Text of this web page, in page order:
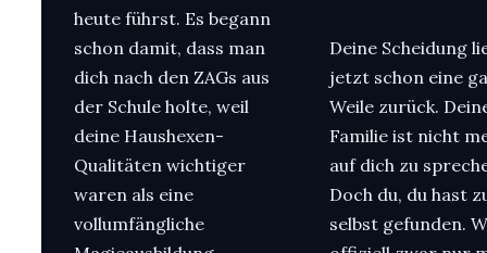
heute führst. Es begann
schon damit, dass man
dich nach den ZAGs aus
der Schule holte, weil
deine Haushexen-
Qualitäten wichtiger
waren als eine
vollumfängliche
Deine Scheidung
jetzt schon eine
Weile zurück.
Familie ist nicht
auf dich zu
Doch du, du hast
selbst gefunden.